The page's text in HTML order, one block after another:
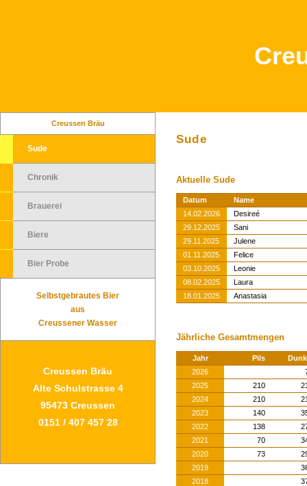
Sude
Aktuelle Sude
Datum
Name
14.02.2026
Desireé
29.12.2025
Sani
29.11.2025
Julene
01.11.2025
Felice
03.10.2025
Leonie
08.02.2025
Laura
18.01.2025
Anastasia
Jährliche Gesamtmengen
Jahr Pils
2026
2025
210
2024
210
2023
140
2022
138
2021
70
2020
73
2019
2018
Creussen Bräu
Sude
Chronik
Brauerei
Biere
Bier Probe
Selbstgebrautes Bier
aus
Creussener Wasser
Creussen Bräu
Alte Schulstrasse 4
95473 Creussen
0151 / 407 457 28